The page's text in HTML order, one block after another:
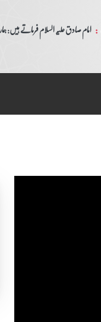
: امام صادق علیہ السلام فرماتے ہیں: